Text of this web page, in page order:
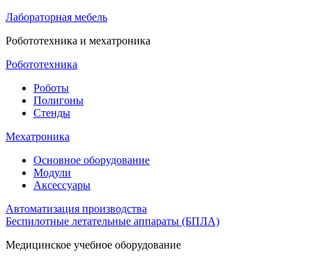
Лабораторная мебель
Робототехника и мехатроника
Робототехника
Роботы
Полигоны
Стенды
Мехатроника
Основное оборудование
Модули
Аксессуары
Автоматизация производства
Беспилотные летательные аппараты (БПЛА)
Медицинское учебное оборудование